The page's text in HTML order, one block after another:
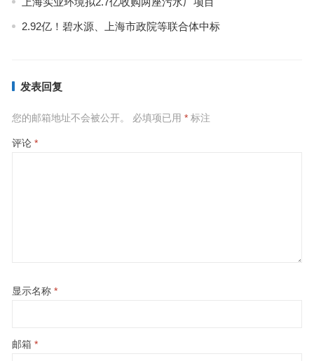
2.92亿！碧水源、上海市政院等联合体中标
发表回复
您的邮箱地址不会被公开。 必填项已用 *标注
评论 *
显示名称 *
邮箱 *